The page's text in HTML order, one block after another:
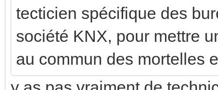
tecticien spécifique des
société KNX, pour mettre
au commun des mortelles